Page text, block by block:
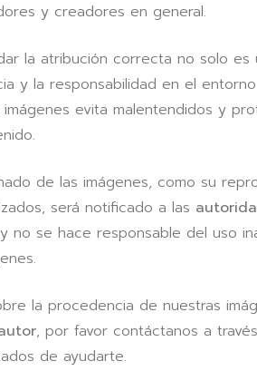
y creadores en general.
la atribución correcta no solo es
y la responsabilidad en el
evita malentendidos y
de las imágenes, como su
será notificado a las
no se hace responsable del uso
la procedencia de nuestras
, por favor contáctanos a
de ayudarte.